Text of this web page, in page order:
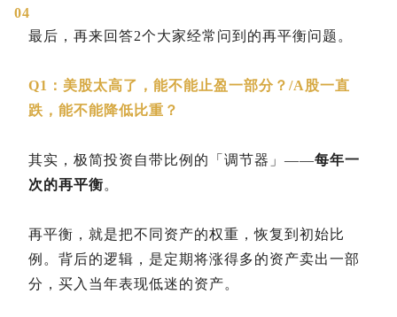
04
最后，再来回答2个大家经常问到的再平衡问题。
Q1：美股太高了，能不能止盈一部分？/A股一直
跌，能不能降低比重？
其实，极简投资自带比例的「调节器」——每年一
次的再平衡。
再平衡，就是把不同资产的权重，恢复到初始比
例。背后的逻辑，是定期将涨得多的资产卖出一部
分，买入当年表现低迷的资产。